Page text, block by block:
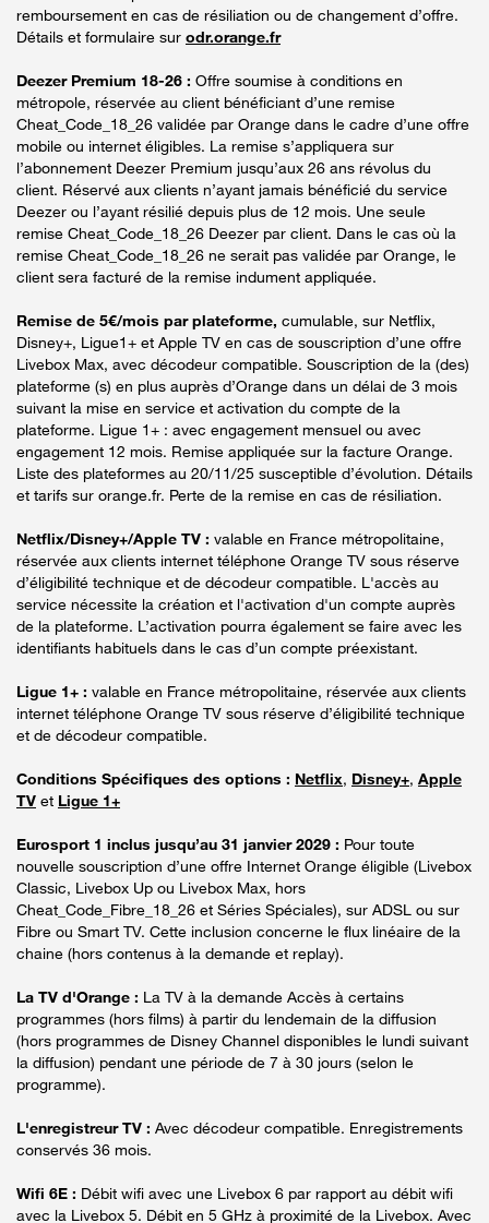
remboursement en cas de résiliation ou de changement d’offre.
Détails et formulaire sur odr.orange.fr
Deezer Premium 18-26 : Offre soumise à conditions en
métropole, réservée au client bénéficiant d’une remise
Cheat_Code_18_26 validée par Orange dans le cadre d’une offre
mobile ou internet éligibles. La remise s’appliquera sur
l’abonnement Deezer Premium jusqu’aux 26 ans révolus du
client. Réservé aux clients n’ayant jamais bénéficié du service
Deezer ou l’ayant résilié depuis plus de 12 mois. Une seule
remise Cheat_Code_18_26 Deezer par client. Dans le cas où la
remise Cheat_Code_18_26 ne serait pas validée par Orange, le
client sera facturé de la remise indument appliquée.
Remise de 5€/mois par plateforme, cumulable, sur Netflix,
Disney+, Ligue1+ et Apple TV en cas de souscription d’une offre
Livebox Max, avec décodeur compatible. Souscription de la (des)
plateforme (s) en plus auprès d’Orange dans un délai de 3 mois
suivant la mise en service et activation du compte de la
plateforme. Ligue 1+ : avec engagement mensuel ou avec
engagement 12 mois. Remise appliquée sur la facture Orange.
Liste des plateformes au 20/11/25 susceptible d’évolution. Détails
et tarifs sur orange.fr. Perte de la remise en cas de résiliation.
Netflix/Disney+/Apple TV : valable en France métropolitaine,
réservée aux clients internet téléphone Orange TV sous réserve
d’éligibilité technique et de décodeur compatible. L'accès au
service nécessite la création et l'activation d'un compte auprès
de la plateforme. L’activation pourra également se faire avec les
identifiants habituels dans le cas d’un compte préexistant.
Ligue 1+ : valable en France métropolitaine, réservée aux clients
internet téléphone Orange TV sous réserve d’éligibilité technique
et de décodeur compatible.
Conditions Spécifiques des options : Netflix, Disney+, Apple
TV et Ligue 1+
Eurosport 1 inclus jusqu’au 31 janvier 2029 : Pour toute
nouvelle souscription d’une offre Internet Orange éligible (Livebox
Classic, Livebox Up ou Livebox Max, hors
Cheat_Code_Fibre_18_26 et Séries Spéciales), sur ADSL ou sur
Fibre ou Smart TV. Cette inclusion concerne le flux linéaire de la
chaine (hors contenus à la demande et replay).
La TV d'Orange : La TV à la demande Accès à certains
programmes (hors films) à partir du lendemain de la diffusion
(hors programmes de Disney Channel disponibles le lundi suivant
la diffusion) pendant une période de 7 à 30 jours (selon le
programme).
L'enregistreur TV : Avec décodeur compatible. Enregistrements
conservés 36 mois.
Wifi 6E : Débit wifi avec une Livebox 6 par rapport au débit wifi
avec la Livebox 5. Débit en 5 GHz à proximité de la Livebox. Avec